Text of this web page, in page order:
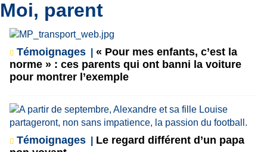
Moi, parent
Témoignages
« Pour mes enfants, c’est la
norme » : ces parents qui ont banni la voiture
pour montrer l’exemple
Témoignages
Le regard différent d’un papa